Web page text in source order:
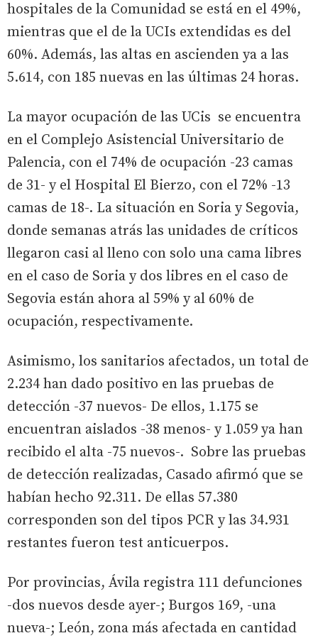
hospitales de la Comunidad se está en el 49%,
mientras que el de la UCIs extendidas es del
60%. Además, las altas en ascienden ya a las
5.614, con 185 nuevas en las últimas 24 horas.
La mayor ocupación de las UCis se encuentra
en el Complejo Asistencial Universitario de
Palencia, con el 74% de ocupación -23 camas
de 31- y el Hospital El Bierzo, con el 72% -13
camas de 18-. La situación en Soria y Segovia,
donde semanas atrás las unidades de críticos
llegaron casi al lleno con solo una cama libres
en el caso de Soria y dos libres en el caso de
Segovia están ahora al 59% y al 60% de
ocupación, respectivamente.
Asimismo, los sanitarios afectados, un total de
2.234 han dado positivo en las pruebas de
detección -37 nuevos- De ellos, 1.175 se
encuentran aislados -38 menos- y 1.059 ya han
recibido el alta -75 nuevos-. Sobre las pruebas
de detección realizadas, Casado afirmó que se
habían hecho 92.311. De ellas 57.380
corresponden son del tipos PCR y las 34.931
restantes fueron test anticuerpos.
Por provincias, Ávila registra 111 defunciones
-dos nuevos desde ayer-; Burgos 169, -una
nueva-; León, zona más afectada en cantidad